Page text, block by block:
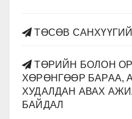
ТӨСӨВ
ТӨРИЙН БОЛОН
ХӨРӨНГӨӨР БАРАА,
ХУДАЛДАН АВАХ
БАЙДАЛ